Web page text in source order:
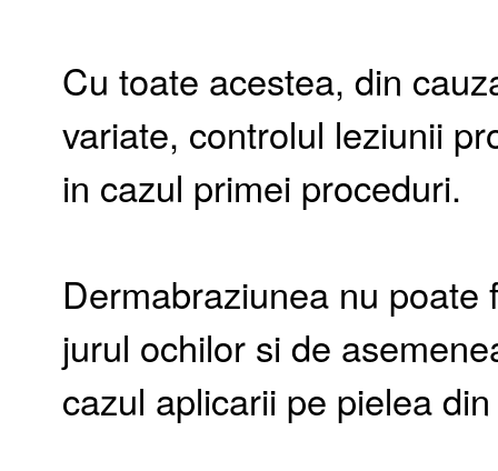
Cu toate acestea, din
variate, controlul leziunii
in cazul primei proceduri.
Dermabraziunea nu
jurul ochilor si de
cazul aplicarii pe pielea